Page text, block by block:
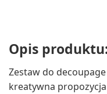
Opis
Zestaw do
kreatywna